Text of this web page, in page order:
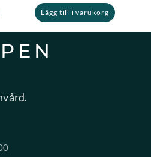
Lägg till i varukorg